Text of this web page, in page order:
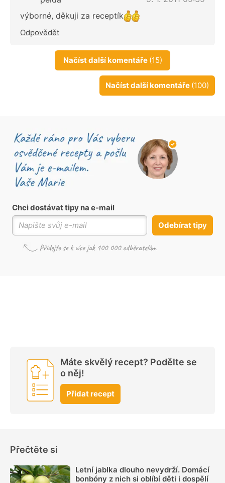
výborné, děkuji za receptík
Odpovědět
Načíst další komentáře (15)
Načíst další komentáře (100)
Chci dostávat tipy na e-mail
Odebírat tipy
Máte skvělý recept? Podělte se
o něj!
Přidat recept
Přečtěte si
Letní jablka dlouho nevydrží. Domácí
bonbóny z nich si oblíbí děti i dospělí